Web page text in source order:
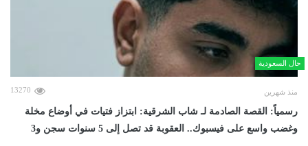
حال السعودية
منذ شهرين 13270
رسمياً: القصة الصادمة لـ شاب الشرقية: ابتزاز فتيات في أوضاع مخلة
وغضب واسع على فيسبوك.. العقوبة قد تصل إلى 5 سنوات سجن و3